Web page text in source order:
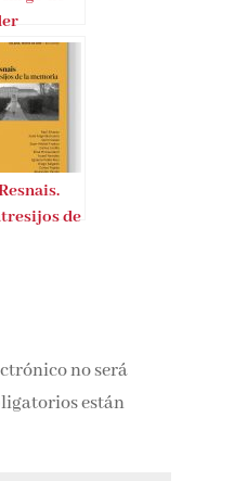
de
no será
están